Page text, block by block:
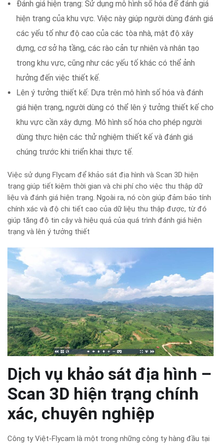
Đánh giá hiện trạng: Sử dụng mô hình số hóa để đánh giá
hiện trạng của khu vực. Việc này giúp người dùng đánh giá
các yếu tố như độ cao của các tòa nhà, mật độ xây
dựng, cơ sở hạ tầng, các rào cản tự nhiên và nhân tạo
trong khu vực, cũng như các yếu tố khác có thể ảnh
hưởng đến việc thiết kế.
Lên ý tưởng thiết kế: Dựa trên mô hình số hóa và đánh
giá hiện trạng, người dùng có thể lên ý tưởng thiết kế cho
khu vực cần xây dựng. Mô hình số hóa cho phép người
dùng thực hiện các thử nghiệm thiết kế và đánh giá
chúng trước khi triển khai thực tế.
Việc sử dụng Flycam để khảo sát địa hình và Scan 3D hiện
trạng giúp tiết kiệm thời gian và chi phí cho việc thu thập dữ
liệu và đánh giá hiện trạng. Ngoài ra, nó còn giúp đảm bảo tính
chính xác và độ chi tiết cao của dữ liệu thu thập được, từ đó
giúp tăng độ tin cậy và hiệu quả của quá trình đánh giá hiện
trạng và lên ý tưởng thiết
Dịch vụ khảo sát địa hình –
Scan 3D hiện trạng chính
xác, chuyên nghiệp
Công ty Việt-Flycam là một trong những công ty hàng đầu tại